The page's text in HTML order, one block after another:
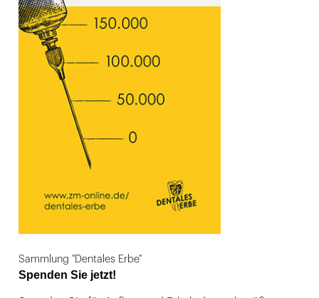
Sammlung "Dentales Erbe"
Spenden Sie jetzt!